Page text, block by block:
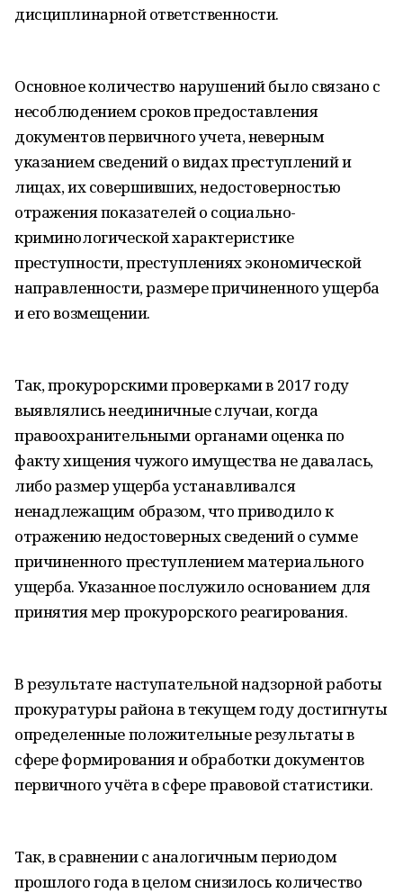
дисциплинарной ответственности.
Основное количество нарушений было связано с
несоблюдением сроков предоставления
документов первичного учета, неверным
указанием сведений о видах преступлений и
лицах, их совершивших, недостоверностью
отражения показателей о социально-
криминологической характеристике
преступности, преступлениях экономической
направленности, размере причиненного ущерба
и его возмещении.
Так, прокурорскими проверками в 2017 году
выявлялись неединичные случаи, когда
правоохранительными органами оценка по
факту хищения чужого имущества не давалась,
либо размер ущерба устанавливался
ненадлежащим образом, что приводило к
отражению недостоверных сведений о сумме
причиненного преступлением материального
ущерба. Указанное послужило основанием для
принятия мер прокурорского реагирования.
В результате наступательной надзорной работы
прокуратуры района в текущем году достигнуты
определенные положительные результаты в
сфере формирования и обработки документов
первичного учёта в сфере правовой статистики.
Так, в сравнении с аналогичным периодом
прошлого года в целом снизилось количество